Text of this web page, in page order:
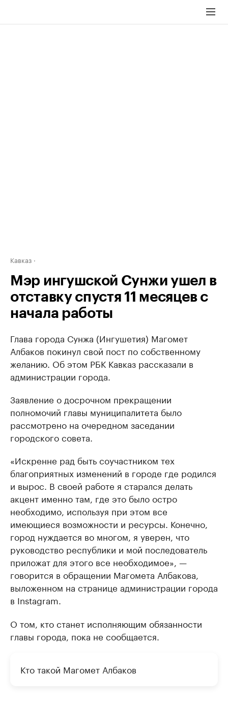
Кавказ
Мэр ингушской Сунжи ушел в
отставку спустя 11 месяцев с
начала работы
Глава города Сунжа (Ингушетия) Магомет
Албаков покинул свой пост по собственному
желанию. Об этом РБК Кавказ рассказали в
администрации города.
Заявление о досрочном прекращении
полномочий главы муниципалитета было
рассмотрено на очередном заседании
городского совета.
«Искренне рад быть соучастником тех
благоприятных изменений в городе где родился
и вырос. В своей работе я старался делать
акцент именно там, где это было остро
необходимо, используя при этом все
имеющиеся возможности и ресурсы. Конечно,
город нуждается во многом, я уверен, что
руководство республики и мой последователь
приложат для этого все необходимое», —
говорится в обращении Магомета Албакова,
выложенном на странице администрации города
в Instagram.
О том, кто станет исполняющим обязанности
главы города, пока не сообщается.
Кто такой Магомет Албаков